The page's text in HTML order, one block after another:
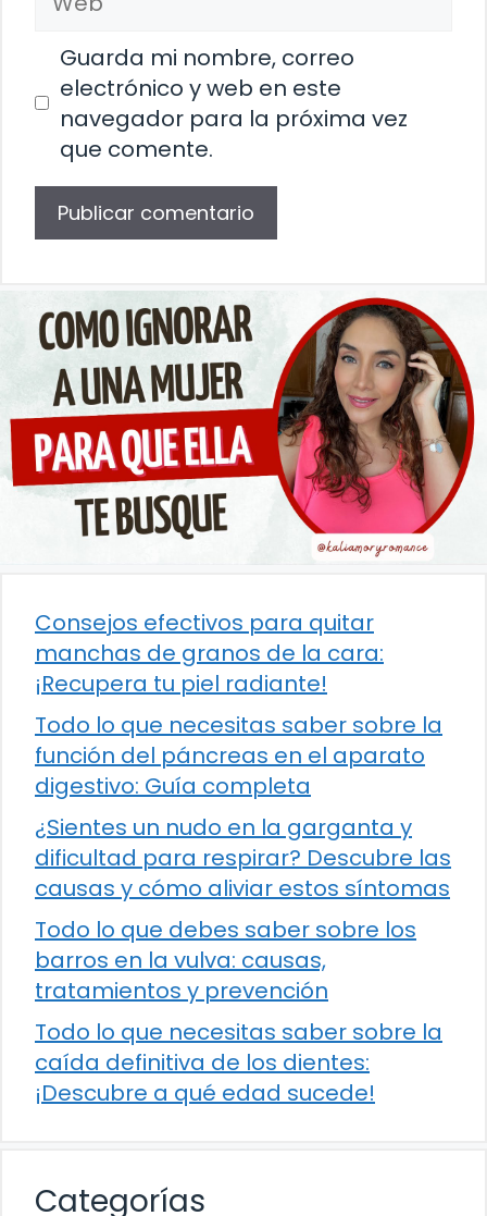
Guarda mi nombre, correo
electrónico y web en este
navegador para la próxima vez
que comente.
Consejos efectivos para quitar
manchas de granos de la cara:
¡Recupera tu piel radiante!
Todo lo que necesitas saber sobre la
función del páncreas en el aparato
digestivo: Guía completa
¿Sientes un nudo en la garganta y
dificultad para respirar? Descubre las
causas y cómo aliviar estos síntomas
Todo lo que debes saber sobre los
barros en la vulva: causas,
tratamientos y prevención
Todo lo que necesitas saber sobre la
caída definitiva de los dientes:
¡Descubre a qué edad sucede!
Categorías